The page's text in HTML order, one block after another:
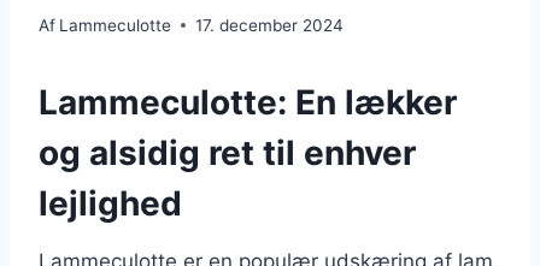
Af Lammeculotte 17. december 2024
Lammeculotte: En lækker
og alsidig ret til enhver
lejlighed
Lammeculotte er en populær udskæring af lam,